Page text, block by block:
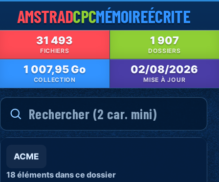
AMSTRADCPCMÉMOIREÉCRITE
31 493
FICHIERS
1 907
DOSSIERS
1 007,95 Go
COLLECTION
02/08/2026
MISE À JOUR
ACME
18 éléments dans ce dossier